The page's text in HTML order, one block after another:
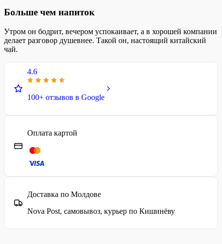
Больше чем напиток
Утром он бодрит, вечером успокаивает, а в хорошей компании
делает разговор душевнее. Такой он, настоящий китайский
чай.
4.6
100+ отзывов в Google
Оплата картой
Доставка по Молдове
Nova Post, самовывоз, курьер по Кишинёву